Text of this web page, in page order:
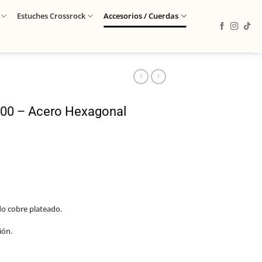
Estuches Crossrock Accesorios / Cuerdas
– Acero Hexagonal
cobre plateado.